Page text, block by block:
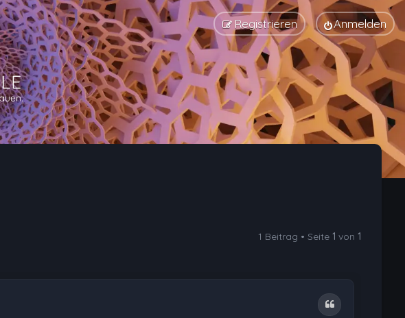
Anmelden
Registrieren
1 Beitrag • Seite1 von1
Zitat